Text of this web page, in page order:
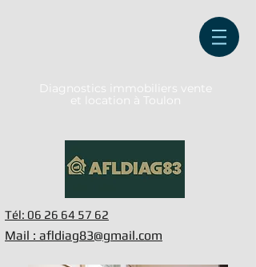
Diagnostics immobiliers vente
et location à Toulon
Tél: 06 26 64 57 62
Mail : afldiag83@gmail.com